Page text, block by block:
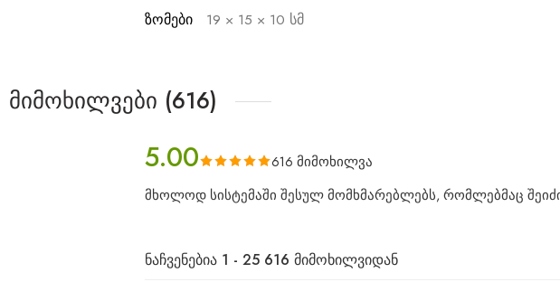
ზომები
19 × 15 × 10 სმ
მიმოხილვები (616)
5.00
616 მიმოხილვა
მხოლოდ სისტემაში შესულ მომხმარებლებს, რომლებმაც
ნაჩვენებია 1 - 25 616 მიმოხილვიდან